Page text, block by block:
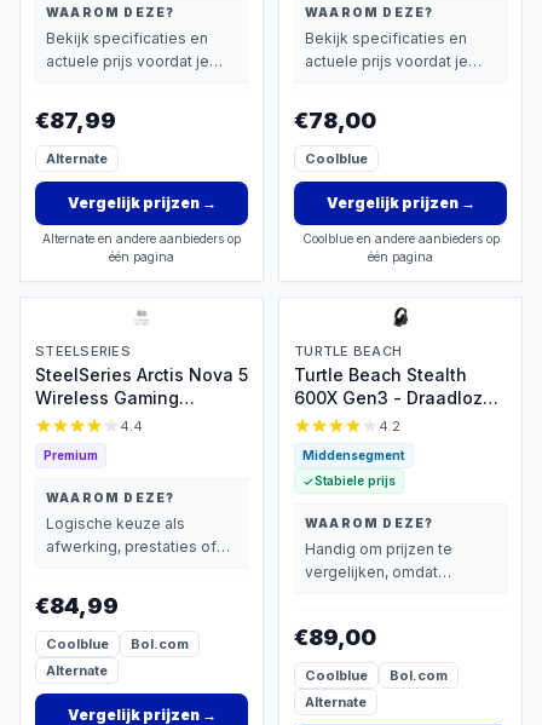
WAAROM DEZE?
Bekijk specificaties en
actuele prijs voordat je
€87,99
Alternate
Vergelijk prijzen→
Alternate en andere aanbieders op
één pagina
WAAROM DEZE?
Bekijk specificaties en
actuele prijs voordat je
€78,00
Coolblue
Vergelijk prijzen→
Coolblue en andere aanbieders op
één pagina
STEELSERIES
SteelSeries Arctis Nova 5
Wireless Gaming
Headset
4.4
Premium
WAAROM DEZE?
Logische keuze als
afwerking, prestaties of
€84,99
Coolblue
Bol.com
Alternate
Vergelijk prijzen→
TURTLE BEACH
Turtle Beach Stealth
600X Gen3 - Draadloze
Gaming Headset - Xbox,
PC, Mobile, Switch -
Zwart
4.2
Middensegment
Stabiele prijs
WAAROM DEZE?
Handig om prijzen te
vergelijken, omdat
€89,00
Coolblue
Bol.com
Alternate